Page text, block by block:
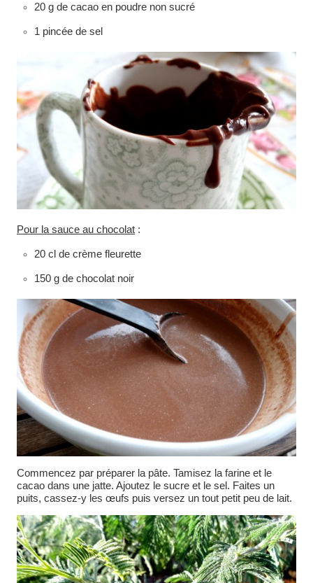
20 g de cacao en poudre non sucré
1 pincée de sel
Pour la sauce au chocolat :
20 cl de crème fleurette
150 g de chocolat noir
Commencez par préparer la pâte. Tamisez la farine et le
cacao dans une jatte. Ajoutez le sucre et le sel. Faites un
puits, cassez-y les œufs puis versez un tout petit peu de lait.